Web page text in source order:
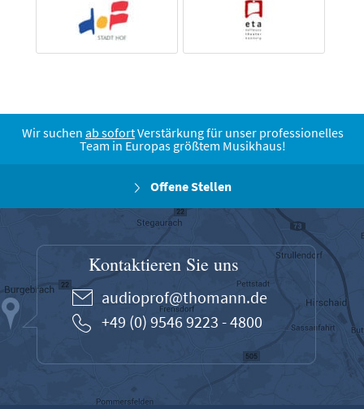
Wir suchen ab sofortVerstärkung für unser professionelles
Team in Europas größtem Musikhaus!
Offene Stellen
Kontaktieren Sie uns
audioprof@thomann.de
+49 (0) 9546 9223 - 4800